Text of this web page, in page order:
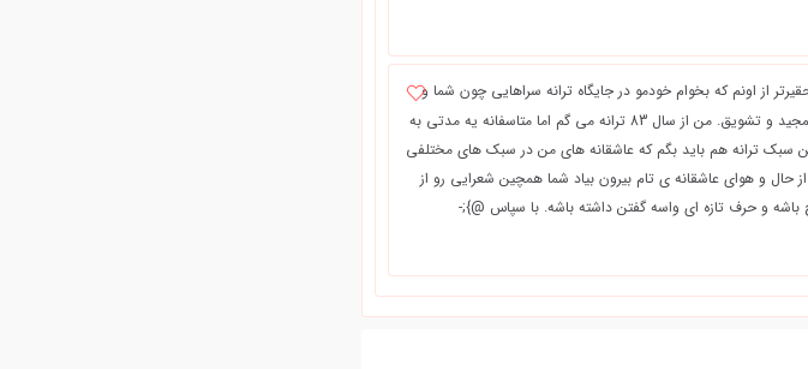
از اونم که بخوام خودمو در جایگاه ترانه سراهایی چون شما و
دیگر دوستان ببینم و همیشه دوست داشتم بیشتر کارام نقد بشن تا تمجید و تشویق. من از سال 83 ترانه می گم اما متاسفانه یه مدتی به
سبک ترانه هم باید بگم که عاشقانه های من در سبک های مختلفی
و هوای عاشقانه ی تام بیرون بیاد شما همچین شعرایی رو از
و حرف تازه ای واسه گفتن داشته باشه. با سپاس @};-